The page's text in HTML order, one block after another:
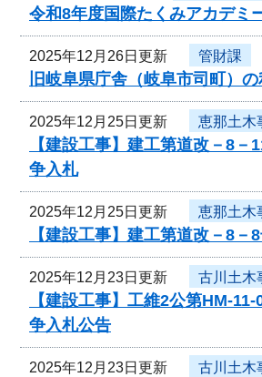
令和8年度国際たくみアカデミ
2025年12月26日更新 管財課
旧岐阜県庁舎（岐阜市司町）
2025年12月25日更新 恵那土木
【建設工事】建工第道改－8
争入札
2025年12月25日更新 恵那土木
【建設工事】建工第道改－8
2025年12月23日更新 古川土木
【建設工事】工維2公第HM-
争入札公告
2025年12月23日更新 古川土木